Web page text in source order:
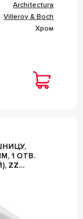
Architectura
Villeroy & Boch
Хром
1 ОТВ.